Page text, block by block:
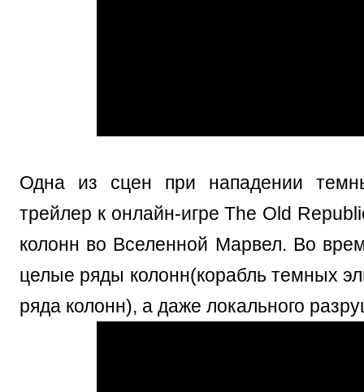
Одна из сцен при нападении
трейлер к онлайн-игре The Old
колонн во Вселенной Марвел. Во
целые ряды колонн(корабль темных
ряда колонн), а даже локального